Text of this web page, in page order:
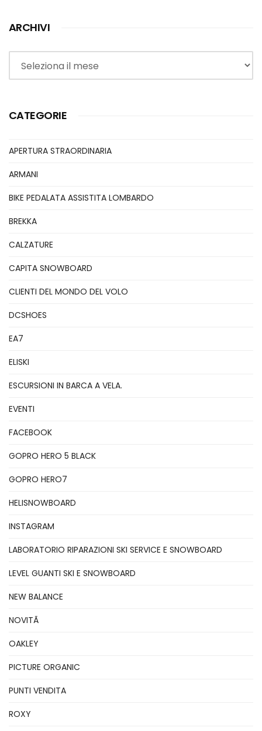
ARCHIVI
Archivi
CATEGORIE
APERTURA STRAORDINARIA
ARMANI
BIKE PEDALATA ASSISTITA LOMBARDO
BREKKA
CALZATURE
CAPITA SNOWBOARD
CLIENTI DEL MONDO DEL VOLO
DCSHOES
EA7
ELISKI
ESCURSIONI IN BARCA A VELA.
EVENTI
FACEBOOK
GOPRO HERO 5 BLACK
GOPRO HERO7
HELISNOWBOARD
INSTAGRAM
LABORATORIO RIPARAZIONI SKI SERVICE E SNOWBOARD
LEVEL GUANTI SKI E SNOWBOARD
NEW BALANCE
NOVITÃ
OAKLEY
PICTURE ORGANIC
PUNTI VENDITA
ROXY